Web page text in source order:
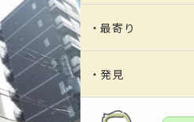
・最寄り
・発見